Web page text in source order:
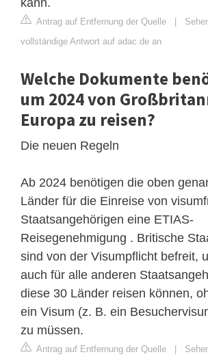
Antrag auf Entfernung der Quelle |
vollständige Antwort auf adac.de an
Welche Dokumente
um 2024 von
Europa zu reisen?
Die neuen Regeln
Ab 2024 benötigen die oben
Länder für die Einreise von
Staatsangehörigen eine ETIAS-
Reisegenehmigung . Britische
sind von der Visumpflicht befreit,
auch für alle anderen
diese 30 Länder reisen können,
ein Visum (z. B. ein
zu müssen.
Antrag auf Entfernung der Quelle |